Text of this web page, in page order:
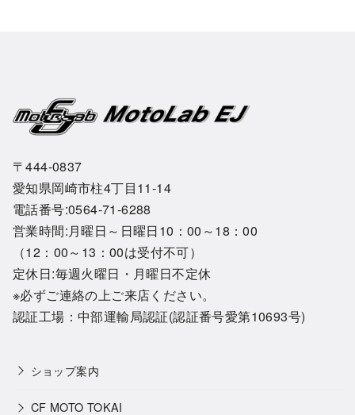
〒444-0837
愛知県岡崎市柱4丁目11-14
電話番号:0564-71-6288
営業時間:月曜日～日曜日10：00～18：00
（12：00～13：00は受付不可）
定休日:毎週火曜日・月曜日不定休
※必ずご連絡の上ご来店ください。
認証工場：中部運輸局認証(認証番号愛第10693号)
ショップ案内
CF MOTO TOKAI